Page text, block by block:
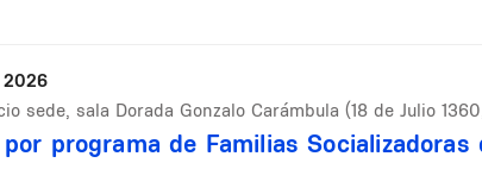
2026
sede, sala Dorada Gonzalo Carámbula (18 de Julio
programa de Familias Socializadoras